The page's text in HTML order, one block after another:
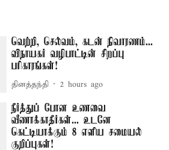
வெற்றி, செல்வம், கடன் நிவாரணம்...
விநாயகர் வழிபாட்டின் சிறப்பு
பரிகாரங்கள்!
தினத்தந்தி 2 hours ago
நீர்த்துப் போன உணவை
வீணாக்காதீர்கள்... உடனே
கெட்டியாக்கும் 8 எளிய சமையல்
குறிப்புகள்!